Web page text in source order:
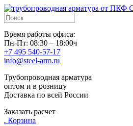
Время работы офиса:
Пн-Пт: 08:30 – 18:00ч
+7 495 540-57-17
info@steel-arm.ru
Трубопроводная арматура
оптом и в розницу
Доставка по всей России
Заказать расчет
. Корзина